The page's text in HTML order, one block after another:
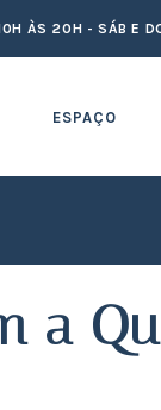
ÀS 20H - SÁB E
ESPAÇO
a